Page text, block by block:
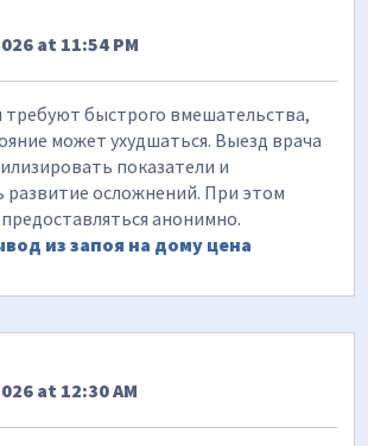
at 11:54 PM
требуют быстрого вмешательства,
может ухудшаться. Выезд врача
показатели и
развитие осложнений. При этом
анонимно.
из запоя на дому цена
at 12:30 AM